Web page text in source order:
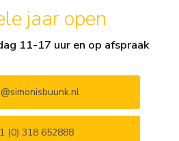
jaar open
11-17 uur en op afspraak
(0) 318 652888